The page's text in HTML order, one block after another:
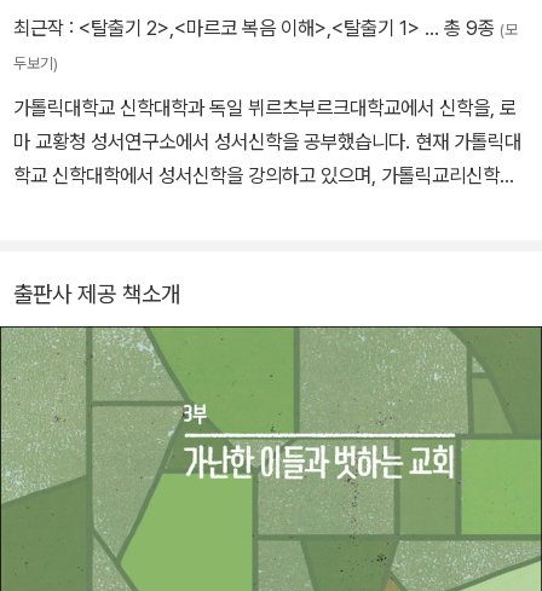
최근작 : <탈출기 2>,<마르코 복음 이해>,<탈출기 1> … 총 9종 (모
두보기)
가톨릭대학교 신학대학과 독일 뷔르츠부르크대학교에서 신학을, 로
마 교황청 성서연구소에서 성서신학을 공부했습니다. 현재 가톨릭대
학교 신학대학에서 성서신학을 강의하고 있으며, 가톨릭교리신학원
출판사 제공 책소개